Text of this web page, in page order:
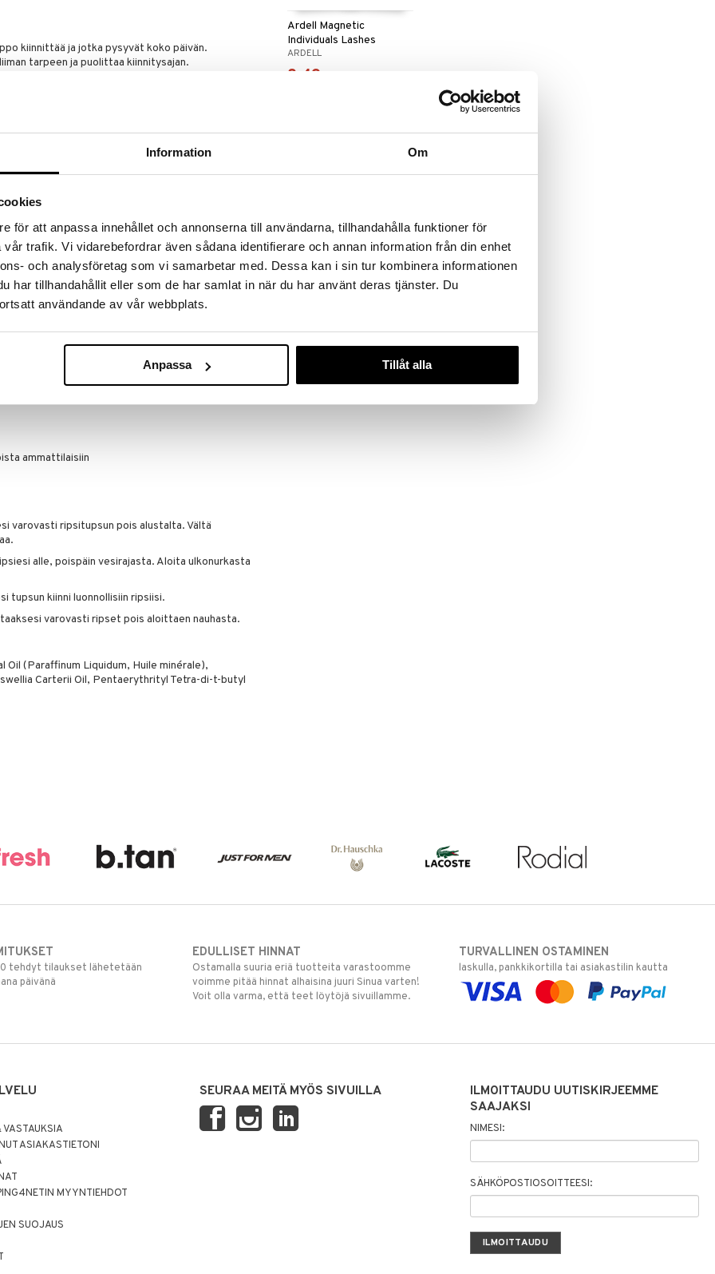
Information Om
för att anpassa innehållet och annonserna till användarna, tillhandahålla funktioner för
trafik. Vi vidarebefordrar även sådana identifierare och annan information från din enhet
och analysföretag som vi samarbetar med. Dessa kan i sin tur kombinera informationen
har tillhandahållit eller som de har samlat in när du har använt deras tjänster. Du
användande av vår webbplats.
Anpassa Tillåt alla
kiinnittää ja jotka pysyvät koko päivän.
tarpeen ja puolittaa kiinnitysajan.
niitä on mahdotonta erottaa omista ripsistäsi. 30
mahdollistavat ripsien kerrostamisen, aukkojen
ripsitupsut eri pituuksilla antavat
ripsitupsua
applikaattori
ammattilaisiin
varovasti ripsitupsun pois alustalta. Vältä
alle, poispäin vesirajasta. Aloita ulkonurkasta
tupsun kiinni luonnollisiin ripsiisi.
varovasti ripset pois aloittaen nauhasta.
(Paraffinum Liquidum, Huile minérale),
Carterii Oil, Pentaerythrityl Tetra-di-t-butyl
Ardell Magnetic
Individuals Lashes
ARDELL
8,49
tehdyt tilaukset lähetetään
päivänä
EDULLISET HINNAT
Ostamalla suuria eriä tuotteita varastoomme
voimme pitää hinnat alhaisina juuri Sinua varten!
Voit olla varma, että teet löytöjä sivuillamme.
TURVALLINEN OSTAMINEN
laskulla, pankkikortilla tai asiakastilin kautta
ASIAKASTIETONI
MYYNTIEHDOT
SUOJAUS
SEURAA MEITÄ MYÖS SIVUILLA
ILMOITTAUDU UUTISKIRJEEMME
SAAJAKSI
NIMESI:
SÄHKÖPOSTIOSOITTEESI: